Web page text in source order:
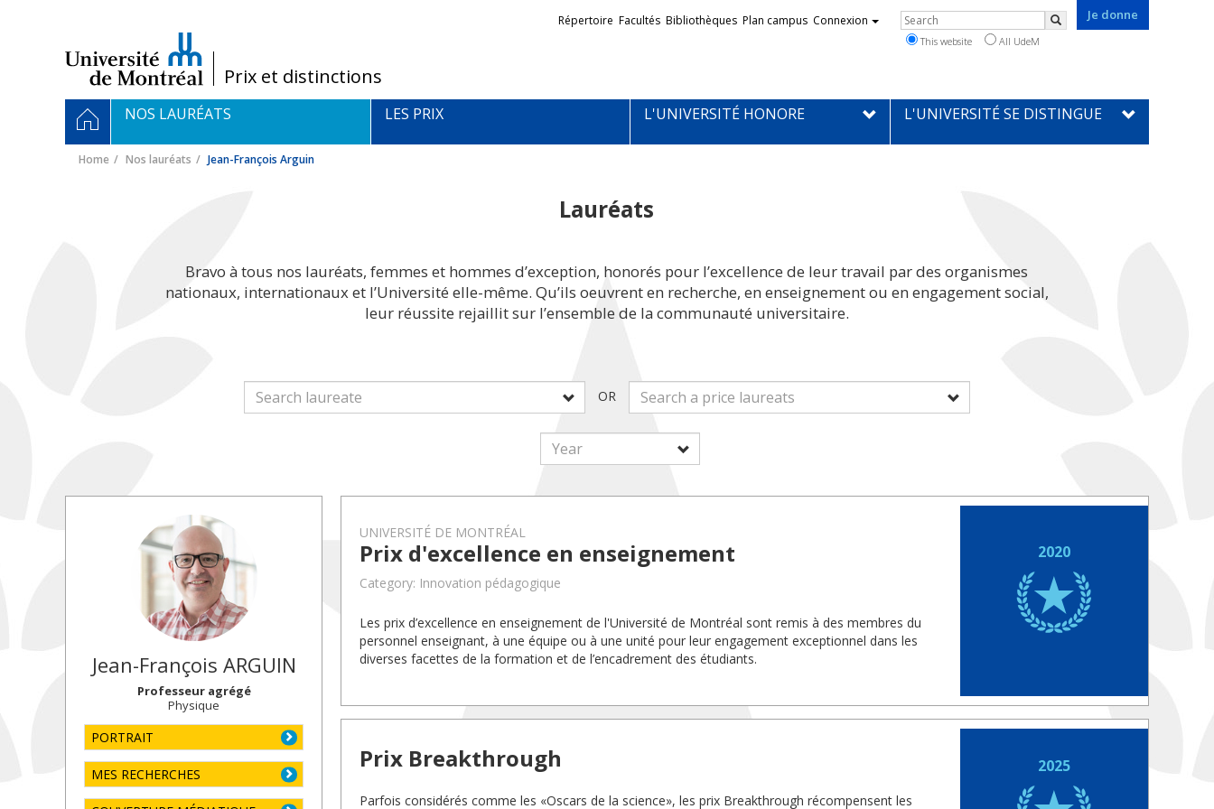
/Prix et distinctions
Je donne
Liens
externes
Répertoire Facultés Bibliothèques Plan campus Connexion Rechercher
Search
This website All UdeM
Navigation
principale
HOMENOS LAURÉATS LES PRIX L'UNIVERSITÉ HONORE L'UNIVERSITÉ SE DISTINGUE
Home Nos lauréats Jean-François Arguin
Lauréats
Bravo à tous nos lauréats, femmes et hommes d’exception, honorés pour l’excellence de leur travail par des organismes
nationaux, internationaux et l’Université elle-même. Qu’ils oeuvrent en recherche, en enseignement ou en engagement social,
leur réussite rejaillit sur l’ensemble de la communauté universitaire.
OR
Jean-François ARGUIN
Professeur agrégé
Physique
PORTRAIT
MES RECHERCHES
UNIVERSITÉ DE MONTRÉAL
Prix d'excellence en enseignement
Category: Innovation pédagogique
Les prix d’excellence en enseignement de l'Université de Montréal sont remis à des membres du
personnel enseignant, à une équipe ou à une unité pour leur engagement exceptionnel dans les
diverses facettes de la formation et de l’encadrement des étudiants.
2020
Prix Breakthrough
Parfois considérés comme les «Oscars de la science», les prix Breakthrough récompensent les
2025